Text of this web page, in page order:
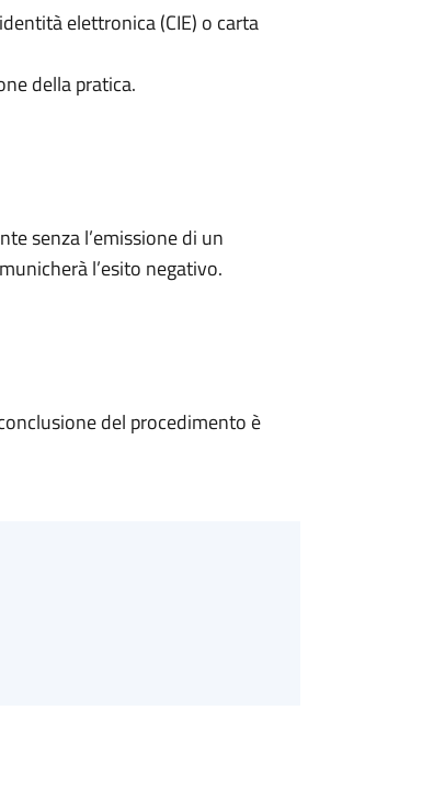
elettronica (CIE) o carta
della pratica.
senza l’emissione di un
l’esito negativo.
del procedimento è